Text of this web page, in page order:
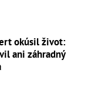
okúsil život:
ani záhradný